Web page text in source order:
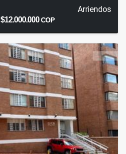
Arriendos
$12.000.000COP